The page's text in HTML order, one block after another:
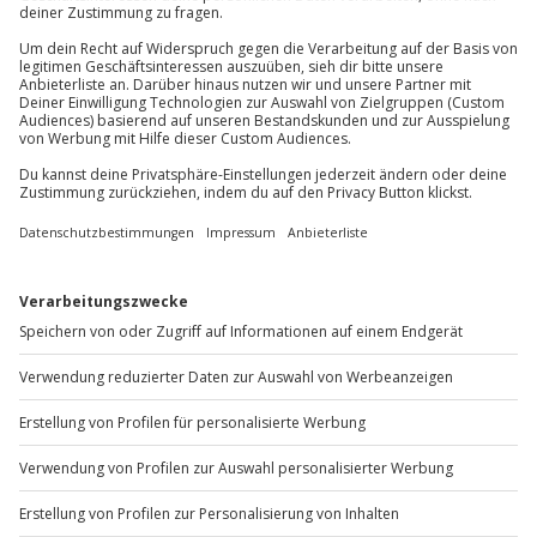
Bei Unwetter wird das Erlebnis verschoben (die
Entscheidung obliegt dem Veranstalter)
Teilnehmer
Gutschein gültig für 1 Person
Du erreichst uns telefonisch zu folgenden Zeiten,
außer an bundesweiten Feiertagen:
Mo-Fr: 8-20 Uhr | Sa: 10-16 Uhr
Du möchtest als Firma bestellen?
Mo-Fr: 9-17 Uhr
b2b@jochen-schweizer.de
www.b2b.jochen-schweizer.de/
Artikelnummer